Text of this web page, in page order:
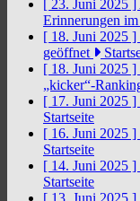
[ 23. Juni 2025 ]
Erinnerungen
[ 18. Juni 2025 ]
geöffnet
[ 18. Juni 2025 ]
„kicker“-
[ 17. Juni 2025 ]
Startseite
[ 16. Juni 2025 ]
Startseite
[ 14. Juni 2025 ]
Startseite
[ 13. Juni 2025 ]